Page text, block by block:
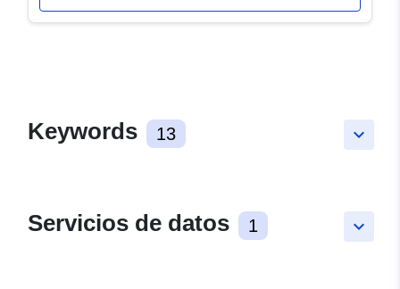
keyboard_arrow_down
Keywords 13
keyboard_arrow_down
Servicios de datos 1